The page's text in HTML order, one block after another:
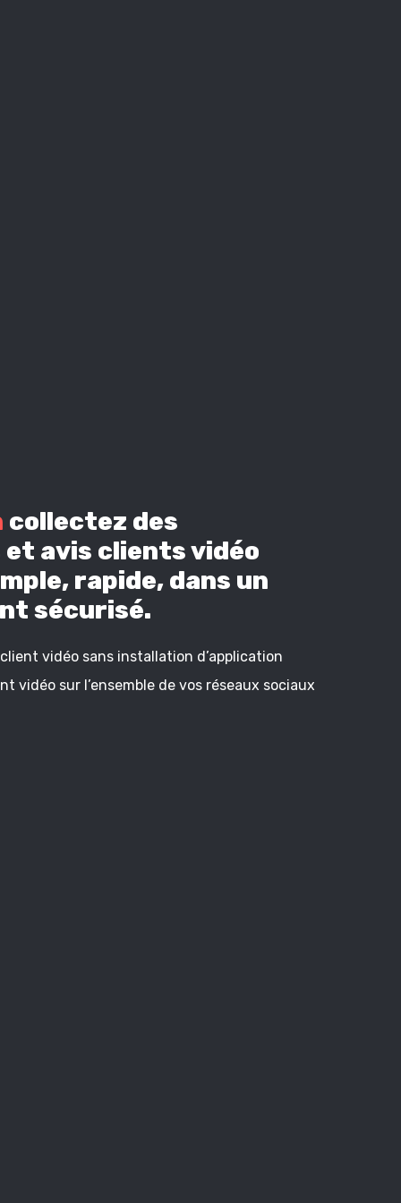
collectez des
et avis clients vidéo
rapide, dans un
sécurisé.
vidéo sans installation d’application
vidéo sur l’ensemble de vos réseaux sociaux